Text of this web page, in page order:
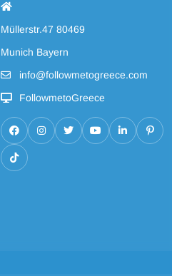
Müllerstr.47 80469
Munich Bayern
info@followmetogreece.com
FollowmetoGreece